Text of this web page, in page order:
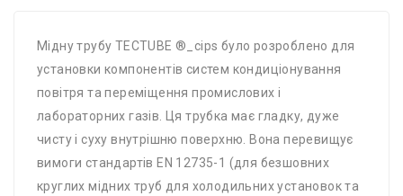
Мідну трубу TECTUBE ®_cips було розроблено для
установки компонентів систем кондиціонування
повітря та переміщення промислових і
лабораторних газів. Ця трубка має гладку, дуже
чисту і суху внутрішню поверхню. Вона перевищує
вимоги стандартів EN 12735-1 (для безшовних
круглих мідних труб для холодильних установок та